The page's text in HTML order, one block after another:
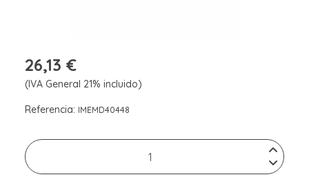
26,13 €
(IVA General 21% incluido)
Referencia: IMEMD40448